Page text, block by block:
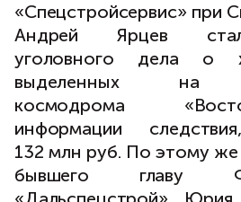
«Спецстройсервис» при
Андрей Ярцев
уголовного дела о
выделенных на
космодрома
информации
132 млн руб. По этому же
бывшего главу